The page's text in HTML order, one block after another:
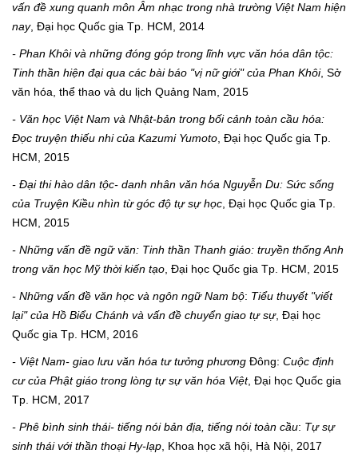
vấn đề xung quanh môn Âm nhạc trong nhà trường Việt Nam hiện
nay, Đại học Quốc gia Tp. HCM, 2014
- Phan Khôi và những đóng góp trong lĩnh vực văn hóa dân tộc:
Tinh thần hiện đại qua các bài báo "vị nữ giới" của Phan Khôi, Sở
văn hóa, thể thao và du lịch Quảng Nam, 2015
- Văn học Việt Nam và Nhật-bản trong bối cảnh toàn cầu hóa:
Đọc truyện thiếu nhi của Kazumi Yumoto , Đại học Quốc gia Tp.
HCM, 2015
- Đại thi hào dân tộc- danh nhân văn hóa Nguyễn Du: Sức sống
của Truyện Kiều nhìn từ góc độ tự sự học , Đại học Quốc gia Tp.
HCM, 2015
- Những vấn đề ngữ văn: Tinh thần Thanh giáo: truyền thống Anh
trong văn học Mỹ thời kiến tạo , Đại học Quốc gia Tp. HCM, 2015
- Những vấn đề văn học và ngôn ngữ Nam bộ: Tiểu thuyết "viết
lại" của Hồ Biểu Chánh và vấn đề chuyển giao tự sự, Đại học
Quốc gia Tp. HCM, 2016
- Việt Nam- giao lưu văn hóa tư tưởng phương Đông: Cuộc định
cư của Phậtgiáo trong lòng tự sự văn hóa Việt, Đại học Quốc gia
Tp. HCM, 2017
- Phê bình sinh thái- tiếng nói bản địa, tiếng nói toàn cầu: Tự sự
sinh thái vớithần thoại Hy-lạp , Khoa học xã hội, Hà Nội, 2017